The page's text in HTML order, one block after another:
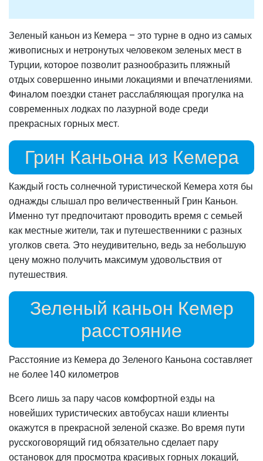
Зеленый каньон из Кемера – это турне в одно из самых
живописных и нетронутых человеком зеленых мест в
Турции, которое позволит разнообразить пляжный
отдых совершенно иными локациями и впечатлениями.
Финалом поездки станет расслабляющая прогулка на
современных лодках по лазурной воде среди
прекрасных горных мест.
Грин Каньона из Кемера
Каждый гость солнечной туристической Кемера хотя бы
однажды слышал про величественный Грин Каньон.
Именно тут предпочитают проводить время с семьей
как местные жители, так и путешественники с разных
уголков света. Это неудивительно, ведь за небольшую
цену можно получить максимум удовольствия от
путешествия.
Зеленый каньон Кемер
расстояние
Расстояние из Кемера до Зеленого Каньона составляет
не более 140 километров
Всего лишь за пару часов комфортной езды на
новейших туристических автобусах наши клиенты
окажутся в прекрасной зеленой сказке. Во время пути
русскоговорящий гид обязательно сделает пару
остановок для просмотра красивых горных локаций,